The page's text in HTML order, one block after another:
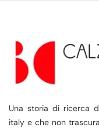
Una storia di ricerca
italy e che non